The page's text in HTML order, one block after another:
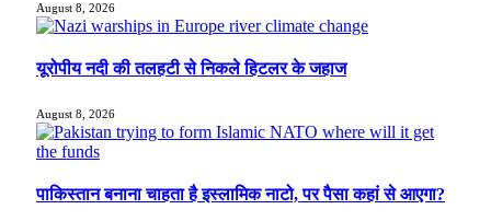
August 8, 2026
यूरोपीय नदी की तलहटी से निकले हिटलर के जहाज
August 8, 2026
पाकिस्तान बनाना चाहता है इस्लामिक नाटो, पर पैसा कहां से आएगा?